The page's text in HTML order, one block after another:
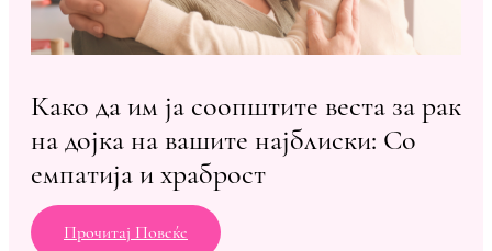
Како да им ја соопштите веста за рак
на дојка на вашите најблиски: Со
емпатија и храброст
Прочитај Повеќе